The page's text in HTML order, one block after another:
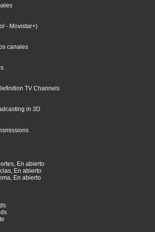
- Movistar+)
canales
TV Channels
in 3D
En abierto
En abierto
En abierto